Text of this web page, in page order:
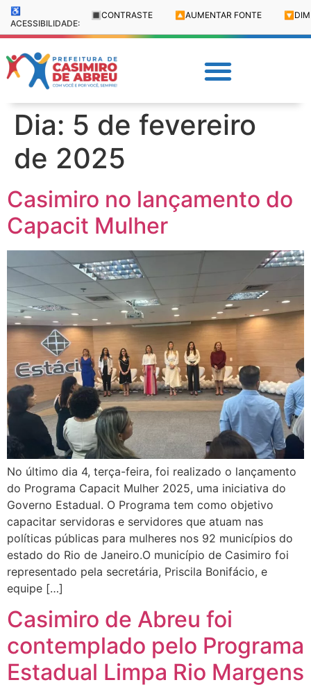
♿
ACESSIBILIDADE:
🔳 CONTRASTE 🔼 AUMENTAR FONTE 🔽
Dia: 5 de fevereiro
de 2025
Casimiro no lançamento do
Capacit Mulher
No último dia 4, terça-feira, foi realizado o lançamento
do Programa Capacit Mulher 2025, uma iniciativa do
Governo Estadual. O Programa tem como objetivo
capacitar servidoras e servidores que atuam nas
políticas públicas para mulheres nos 92 municípios do
estado do Rio de Janeiro.O município de Casimiro foi
representado pela secretária, Priscila Bonifácio, e
equipe […]
Casimiro de Abreu foi
contemplado pelo Programa
Estadual Limpa Rio Margens